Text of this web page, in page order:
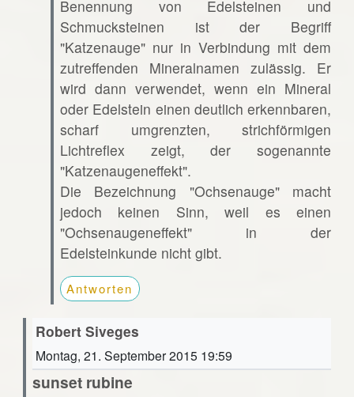
Benennung von Edelsteinen und
Schmucksteinen ist der Begriff
"Katzenauge" nur in Verbindung mit dem
zutreffenden Mineralnamen zulässig. Er
wird dann verwendet, wenn ein Mineral
oder Edelstein einen deutlich erkennbaren,
scharf umgrenzten, strichförmigen
Lichtreflex zeigt, der sogenannte
"Katzenaugeneffekt".
Die Bezeichnung "Ochsenauge" macht
jedoch keinen Sinn, weil es einen
"Ochsenaugeneffekt" in der
Edelsteinkunde nicht gibt.
Antworten
Robert Siveges
Montag, 21. September 2015 19:59
sunset rubine